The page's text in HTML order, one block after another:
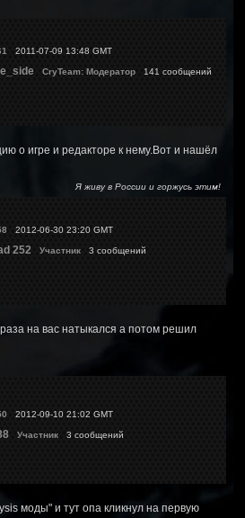
2011-07-09 13:48 GMT
CryTeam: Модератор 141 сообщений
о игре и редакторе к нему.Вот и нашёл
Я живу в России и горжусь этим!
2012-06-30 23:20 GMT
252 Участник 3 сообщений
на вас натыкался а потом решил
2012-09-10 21:02 GMT
Участник 3 сообщений
моды" и тут опа кликнул на первую